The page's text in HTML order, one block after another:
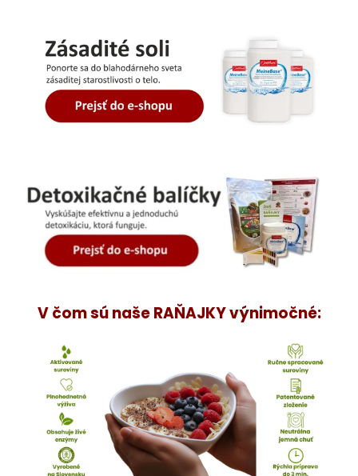
V čom sú naše RAŇAJKY výnimočné:
HĽADAŤ